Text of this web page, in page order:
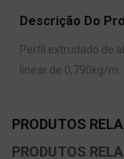
Descrição Do
Perfil extrudado de
linear de 0,790kg/m.
PRODUTOS
PRODUTOS